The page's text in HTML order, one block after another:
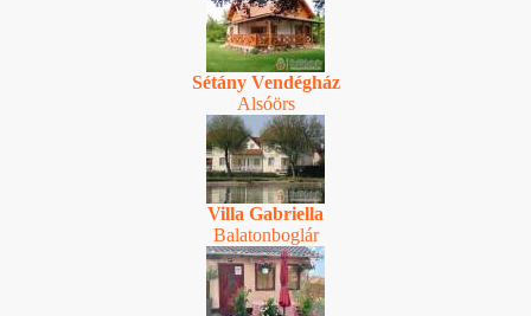
Sétány Vendégház
Alsóörs
Villa Gabriella
Balatonboglár